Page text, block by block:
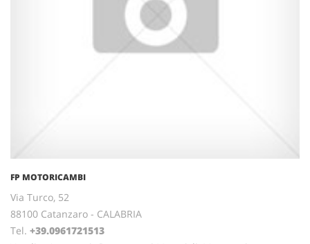
FP MOTORICAMBI
Via Turco, 52
88100 Catanzaro - CALABRIA
Tel. +39.0961721513